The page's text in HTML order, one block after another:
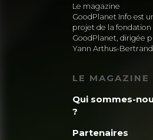
Le magazine
GoodPlanet Info est
projet de la fondation
GoodPlanet, dirigée
Yann Arthus-Bertrand
LE MAGAZINE
Qui sommes-
?
Partenaires